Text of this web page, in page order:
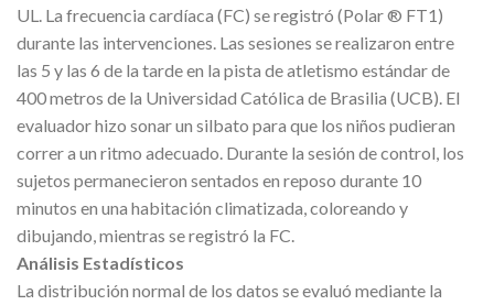
UL. La frecuencia cardíaca (FC) se registró (Polar ® FT1)
durante las intervenciones. Las sesiones se realizaron entre
las 5 y las 6 de la tarde en la pista de atletismo estándar de
400 metros de la Universidad Católica de Brasilia (UCB). El
evaluador hizo sonar un silbato para que los niños pudieran
correr a un ritmo adecuado. Durante la sesión de control, los
sujetos permanecieron sentados en reposo durante 10
minutos en una habitación climatizada, coloreando y
dibujando, mientras se registró la FC.
Análisis Estadísticos
La distribución normal de los datos se evaluó mediante la